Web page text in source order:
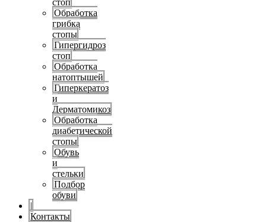
стоп
Обработка
грибка
стопы
Гипергидроз
стоп
Обработка
натоптышей
Гиперкератоз
и
Дерматомикоз
Обработка
диабетической
стопы
Обувь
и
стельки
Подбор
обуви
|
Контакты